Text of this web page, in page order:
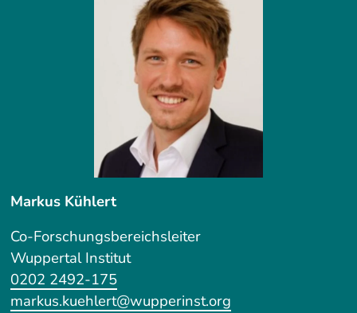
Markus Kühlert
Co-Forschungsbereichsleiter
Wuppertal Institut
0202 2492-175
markus.kuehlert@wupperinst.org